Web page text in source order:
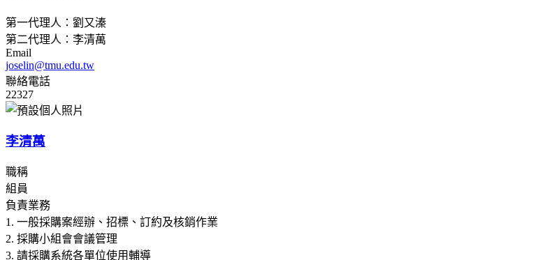
第一代理人：劉又溱
第二代理人：李清萬
Email
joselin@tmu.edu.tw
聯絡電話
22327
李清萬
職稱
組員
負責業務
1. 一般採購案經辦、招標、訂約及核銷作業
2. 採購小組會會議管理
3. 請採購系統各單位使用輔導